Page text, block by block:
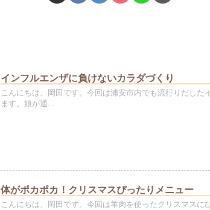
インフルエンザに負けないカラダづくり
こんにちは、岡田です。今回は浦安市内でも流行りだした
ます。娘が通...
体がポカポカ！クリスマスぴったりメニュー
こんにちは、岡田です。今回は羊肉を使ったクリスマスに